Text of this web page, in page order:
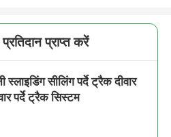
प्राप्त करें
स्लाइडिंग सीलिंग पर्दे ट्रैक दीवार
पर्दे ट्रैक सिस्टम